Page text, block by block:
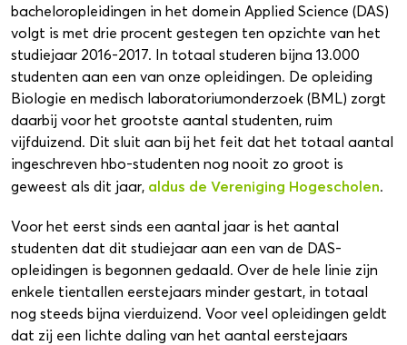
bacheloropleidingen in het domein Applied Science (DAS)
volgt is met drie procent gestegen ten opzichte van het
studiejaar 2016-2017. In totaal studeren bijna 13.000
studenten aan een van onze opleidingen. De opleiding
Biologie en medisch laboratoriumonderzoek (BML) zorgt
daarbij voor het grootste aantal studenten, ruim
vijfduizend. Dit sluit aan bij het feit dat het totaal aantal
ingeschreven hbo-studenten nog nooit zo groot is
geweest als dit jaar, aldus de Vereniging Hogescholen.
Voor het eerst sinds een aantal jaar is het aantal
studenten dat dit studiejaar aan een van de DAS-
opleidingen is begonnen gedaald. Over de hele linie zijn
enkele tientallen eerstejaars minder gestart, in totaal
nog steeds bijna vierduizend. Voor veel opleidingen geldt
dat zij een lichte daling van het aantal eerstejaars